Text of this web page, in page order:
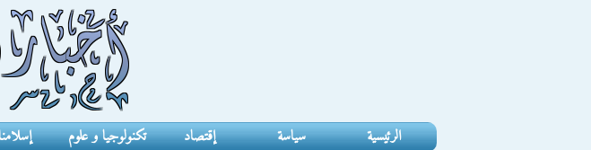
الرئيسية سياسة إقتصاد تكنولوجيا و علوم